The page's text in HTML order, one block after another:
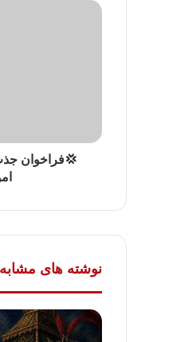
💢فراخوان
نوشته های مشابه